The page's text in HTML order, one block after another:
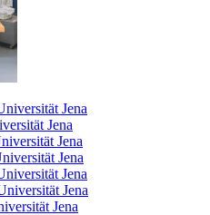
Jena
Jena
Jena
Jena
Jena
Jena
Jena